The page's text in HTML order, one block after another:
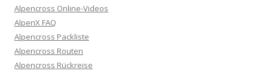
Alpencross Online-Videos
AlpenX FAQ
Alpencross Packliste
Alpencross Routen
Alpencross Rückreise